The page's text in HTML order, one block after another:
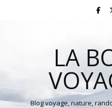
LA
Blog voyage, nature,